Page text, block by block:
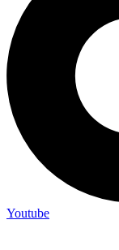
Youtube